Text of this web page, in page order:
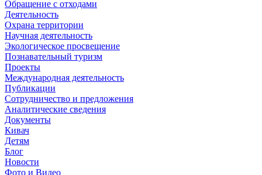
Обращение с отходами
Деятельность
Охрана территории
Научная деятельность
Экологическое просвещение
Познавательный туризм
Проекты
Международная деятельность
Публикации
Сотрудничество и предложения
Аналитические сведения
Документы
Кивач
Детям
Блог
Новости
Фото и Видео